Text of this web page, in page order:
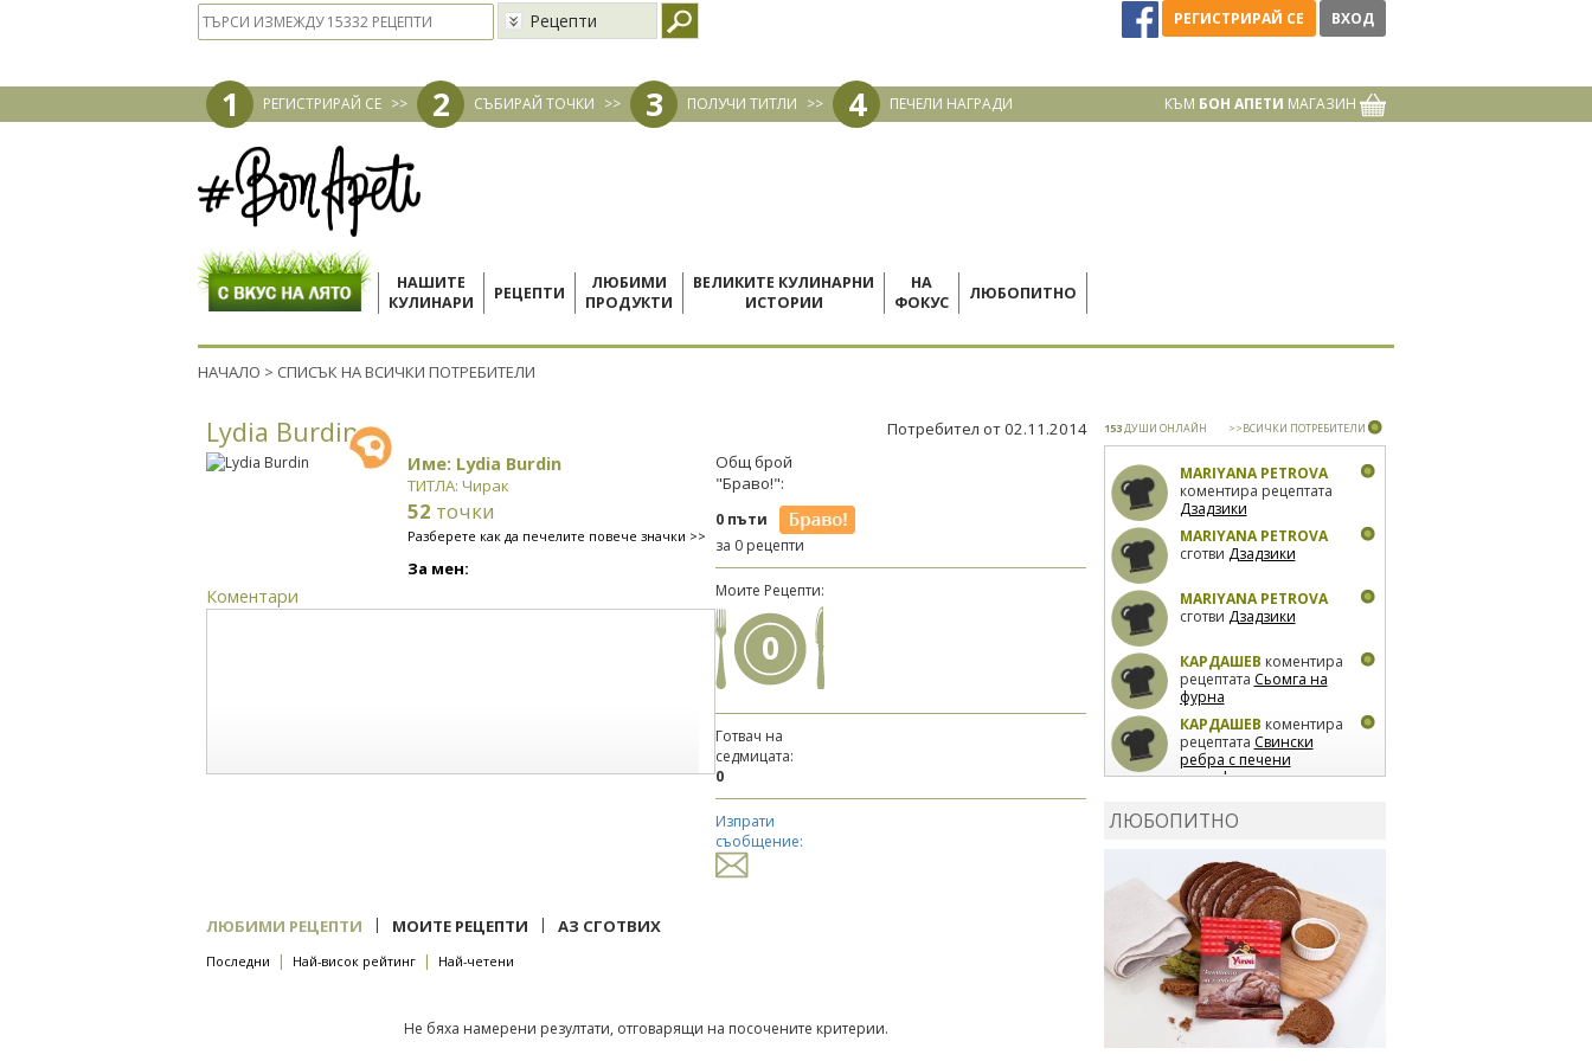
Рецепти РЕГИСТРИРАЙ СЕ ВХОД
1 РЕГИСТРИРАЙ СЕ >> 2 СЪБИРАЙ ТОЧКИ >> 3 ПОЛУЧИ ТИТЛИ >> 4 ПЕЧЕЛИ НАГРАДИ КЪМ БОН АПЕТИ МАГАЗИН
НАШИТЕ
КУЛИНАРИ
РЕЦЕПТИ
ЛЮБИМИ
ПРОДУКТИ
ВЕЛИКИТЕ КУЛИНАРНИ
ИСТОРИИ
НА
ФОКУС
ЛЮБОПИТНО
НАЧАЛО > СПИСЪК НА ВСИЧКИ ПОТРЕБИТЕЛИ
Lydia Burdin Потребител от 02.11.2014
Име: Lydia Burdin
ТИТЛА: Чирак
52 точки
Разберете как да печелите повече значки >>
За мен:
Коментари
Общ брой
"Браво!":
0 пъти
за 0 рецепти
Моите Рецепти:
0
Готвач на
седмицата:
0
Изпрати
съобщение:
ЛЮБИМИ РЕЦЕПТИ | МОИТЕ РЕЦЕПТИ | АЗ СГОТВИХ
Последни | Най-висок рейтинг | Най-четени
Не бяха намерени резултати, отговарящи на посочените критерии.
153ДУШИ ОНЛАЙН >>ВСИЧКИ ПОТРЕБИТЕЛИ
MARIYANA PETROVA
коментира рецептата
Дзадзики
MARIYANA PETROVA
сготви Дзадзики
MARIYANA PETROVA
сготви Дзадзики
КАРДАШЕВ коментира
рецептата Сьомга на
фурна
КАРДАШЕВ коментира
рецептата Свински
ребра с печени
картофи
лимон
коментира рецептата
Киноа със зеленчуци
ЛЮБОПИТНО